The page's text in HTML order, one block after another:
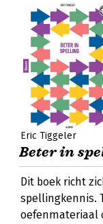
Eric Tiggeler
Beter in
Dit boek richt
spellingkennis.
oefenmateriaal